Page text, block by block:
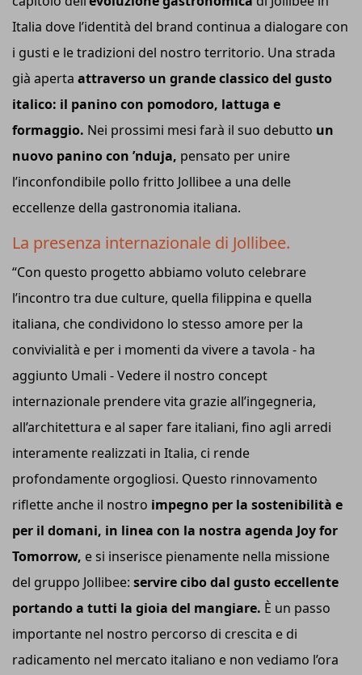
Italia dove l’identità del brand continua a dialogare con
i gusti e le tradizioni del nostro territorio. Una strada
già aperta attraverso un grande classico del gusto
italico: il panino con pomodoro, lattuga e
formaggio. Nei prossimi mesi farà il suo debutto un
nuovo panino con ’nduja, pensato per unire
l’inconfondibile pollo fritto Jollibee a una delle
eccellenze della gastronomia italiana.
La presenza internazionale di Jollibee.
“Con questo progetto abbiamo voluto celebrare
l’incontro tra due culture, quella filippina e quella
italiana, che condividono lo stesso amore per la
convivialità e per i momenti da vivere a tavola - ha
aggiunto Umali - Vedere il nostro concept
internazionale prendere vita grazie all’ingegneria,
all’architettura e al saper fare italiani, fino agli arredi
interamente realizzati in Italia, ci rende
profondamente orgogliosi. Questo rinnovamento
riflette anche il nostro impegno per la sostenibilità e
per il domani, in linea con la nostra agenda Joy for
Tomorrow, e si inserisce pienamente nella missione
del gruppo Jollibee: servire cibo dal gusto eccellente
portando a tutti la gioia del mangiare. È un passo
importante nel nostro percorso di crescita e di
radicamento nel mercato italiano e non vediamo l’ora